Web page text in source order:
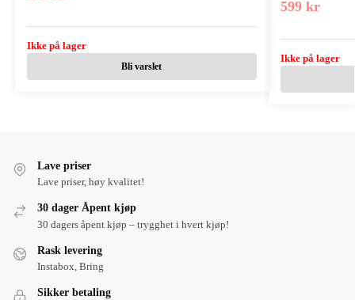
Ikke på lager
Bli varslet
599 kr
Ikke på lager
Lave priser
Lave priser, høy kvalitet!
30 dager Åpent kjøp
30 dagers åpent kjøp – trygghet i hvert kjøp!
Rask levering
Instabox, Bring
Sikker betaling